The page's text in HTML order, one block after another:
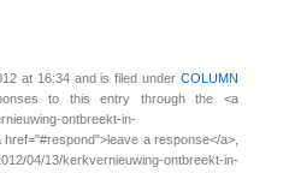
at 16:34 and is filed under COLUMN
to this entry through the <a
ontbreekt-in-
a response</a>,
13/kerkvernieuwing-ontbreekt-in-